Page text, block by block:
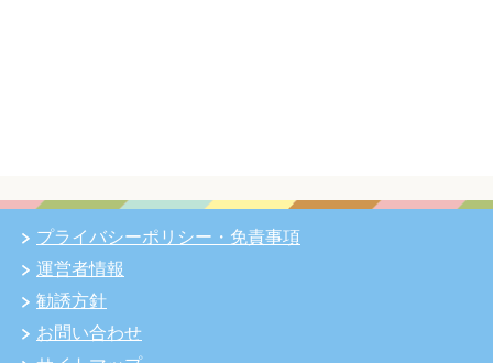
プライバシーポリシー・免責事項
運営者情報
勧誘方針
お問い合わせ